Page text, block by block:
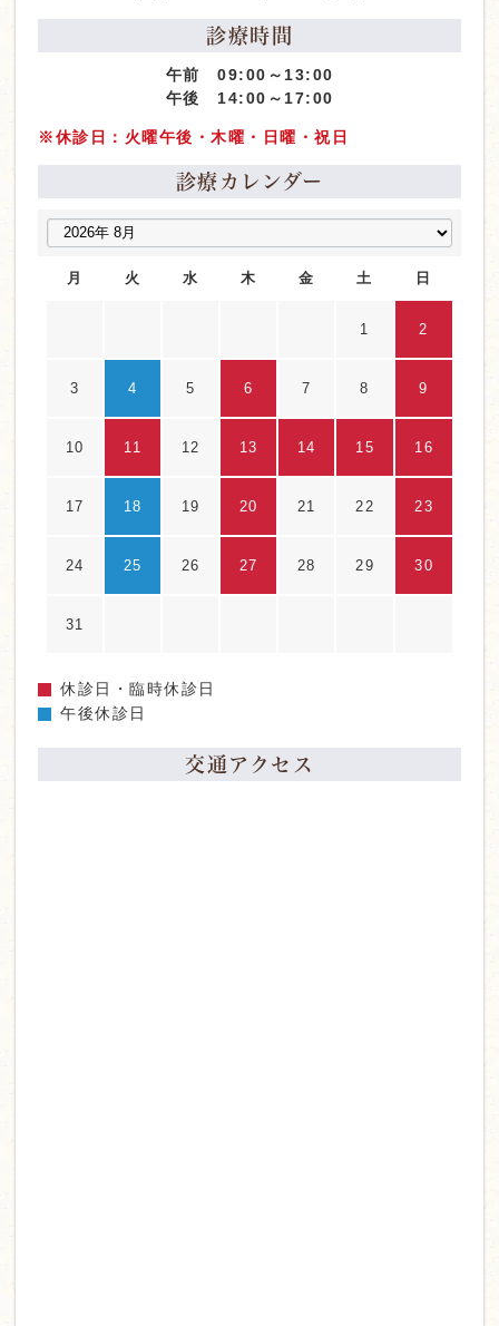
診療時間
午前 09:00～13:00
午後 14:00～17:00
※休診日：火曜午後・木曜・日曜・祝日
診療カレンダー
月 火 水 木 金 土 日
1 2
3 4 5 6 7 8 9
10 11 12 13 14 15 16
17 18 19 20 21 22 23
24 25 26 27 28 29 30
31
休診日・臨時休診日
午後休診日
交通アクセス